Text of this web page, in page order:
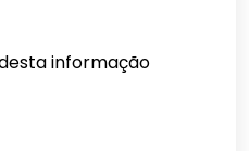
informação